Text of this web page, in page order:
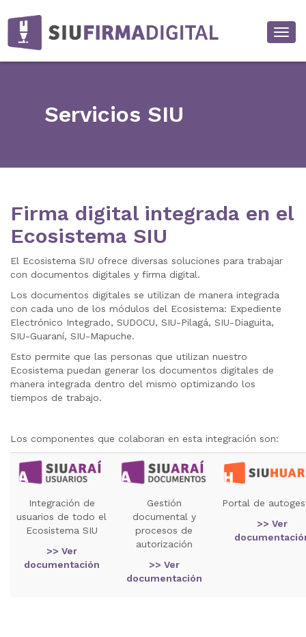
Servicios SIU
Firma digital integrada en el
Ecosistema SIU
El Ecosistema SIU ofrece diversas soluciones para trabajar
con documentos digitales y firma digital.
Los documentos digitales se utilizan de manera integrada
con cada uno de los módulos del Ecosistema: Expediente
Electrónico Integrado, SUDOCU, SIU-Pilagá, SIU-Diaguita,
SIU-Guaraní, SIU-Mapuche.
Esto permite que las personas que utilizan nuestro
Ecosistema puedan generar los documentos digitales de
manera integrada dentro del mismo optimizando los
tiempos de trabajo.
Los componentes que colaboran en esta integración son:
Integración de
usuarios de todo el
Ecosistema SIU
>> Ver
documentación
Gestión
documental y
procesos de
autorización
>> Ver
documentación
Portal de
>> Ver